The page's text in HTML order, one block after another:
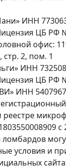
ИНН
ЦБ РФ
офис:
стр. 2, пом. 1
ИНН
ЦБ РФ
ИНН
реестре
с
ломбардов
условия и